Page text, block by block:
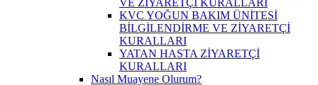
KVC YOĞUN BAKIM ÜNİTESİ
BİLGİLENDİRME VE ZİYARETÇİ
KURALLARI
YATAN HASTA ZİYARETÇİ
KURALLARI
Nasıl Muayene Olurum?